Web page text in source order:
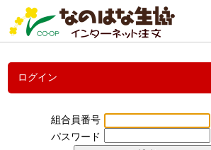
ログイン
組合員番号
パスワード